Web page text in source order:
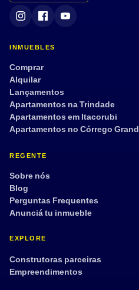
INMUEBLES
Comprar
Alquilar
Lançamentos
Apartamentos na Trindade
Apartamentos em Itacorubi
Apartamentos no Córrego
REGENTE
Sobre nós
Blog
Perguntas Frequentes
Anunciá tu inmueble
EXPLORE
Construtoras parceiras
Empreendimentos